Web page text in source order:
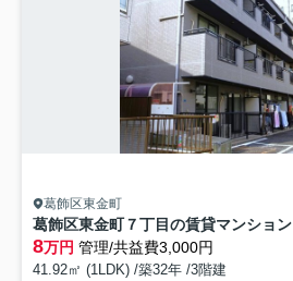
葛飾区東金町
葛飾区東金町７丁目の賃貸マンション
8万円 管理/共益費3,000円
41.92㎡ (1LDK) /築32年 /3階建